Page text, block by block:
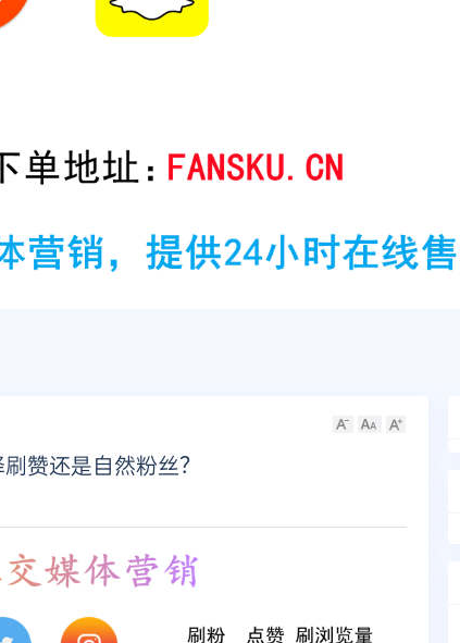
赞还是自然粉丝？